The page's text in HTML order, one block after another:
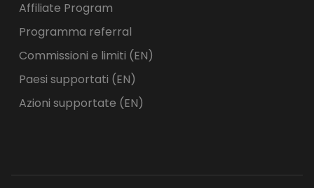
Affiliate Program
Programma referral
Commissioni e limiti (EN)
Paesi supportati (EN)
Azioni supportate (EN)